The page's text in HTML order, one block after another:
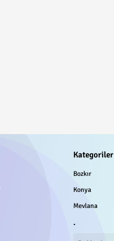
Kategoriler
Bozkır
Konya
Mevlana
.